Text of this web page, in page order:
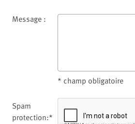
Message :
* champ obligatoire
Spam
protection:*